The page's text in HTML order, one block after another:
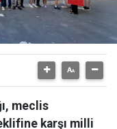
meclis
karşı milli